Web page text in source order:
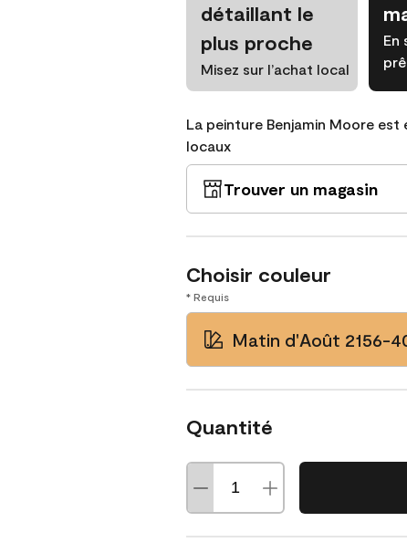
détaillant le
plus proche
Misez sur l’achat local
En
La peinture Benjamin Moore
locaux
Trouver un magasin
Choisir couleur
* Requis
Matin d'Août 2156-
Quantité